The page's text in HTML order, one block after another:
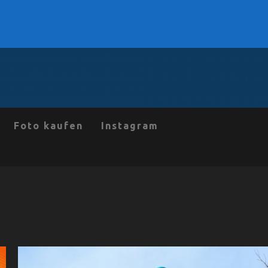
Foto kaufen Instagram